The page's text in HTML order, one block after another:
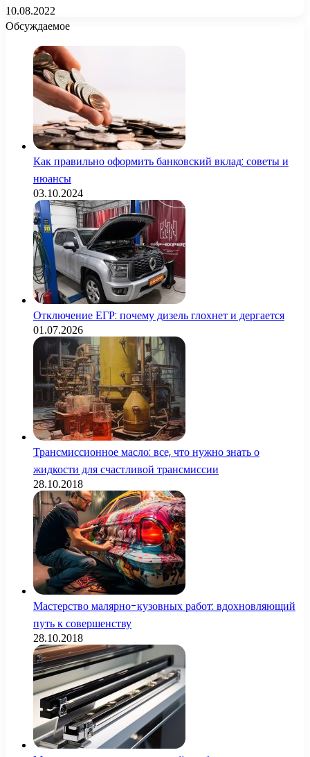
10.08.2022
Обсуждаемое
Как правильно оформить банковский вклад: советы и
нюансы
03.10.2024
Отключение ЕГР: почему дизель глохнет и дергается
01.07.2026
Трансмиссионное масло: все, что нужно знать о
жидкости для счастливой трансмиссии
28.10.2018
Мастерство малярно-кузовных работ: вдохновляющий
путь к совершенству
28.10.2018